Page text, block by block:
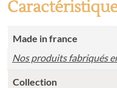
Made in france
Nos produits fabriqués
Collection